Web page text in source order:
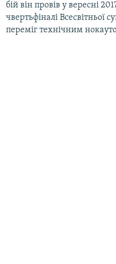
бій він провів у вересні
чвертьфіналі Всесвітньої
переміг технічним